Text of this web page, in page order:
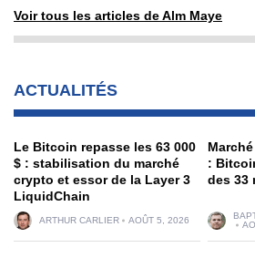
Voir tous les articles de Alm Maye
ACTUALITÉS
Le Bitcoin repasse les 63 000
$ : stabilisation du marché
crypto et essor de la Layer 3
LiquidChain
ARTHUR CARLIER AOÛT 5, 2026
:
des 33